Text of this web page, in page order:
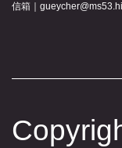
信箱｜